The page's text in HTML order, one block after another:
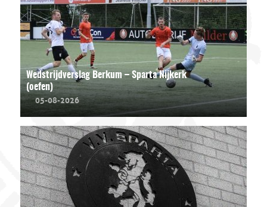
Wedstrijdverslag Berkum – Sparta Nijkerk
(oefen)
05-08-2026